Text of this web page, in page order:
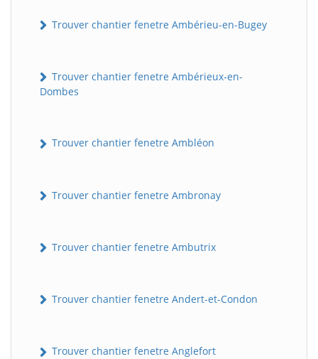
Trouver chantier fenetre Ambérieu-en-Bugey
Trouver chantier fenetre Ambérieux-en-
Dombes
Trouver chantier fenetre Ambléon
Trouver chantier fenetre Ambronay
Trouver chantier fenetre Ambutrix
Trouver chantier fenetre Andert-et-Condon
Trouver chantier fenetre Anglefort